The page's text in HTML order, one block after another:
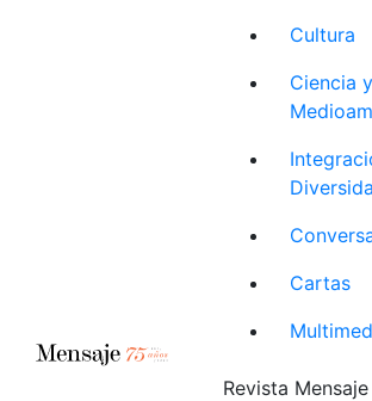
Cultura
Ciencia y
Cartas
Revista Mensaje